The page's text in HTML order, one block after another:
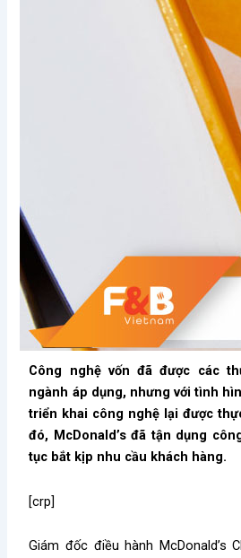
Công nghệ vốn đã được các
ngành áp dụng, nhưng với tình
triển khai công nghệ lại được
đó, McDonald’s đã tận dụng
tục bắt kịp nhu cầu khách hàng.
[crp]
Giám đốc điều hành McDonald’s